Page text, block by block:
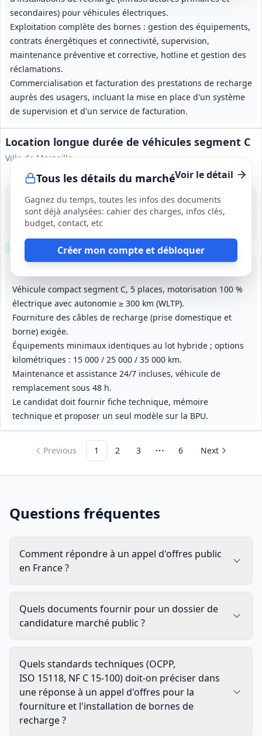
secondaires) pour véhicules électriques.
Exploitation complète des bornes : gestion des équipements,
contrats énergétiques et connectivité, supervision,
maintenance préventive et corrective, hotline et gestion des
réclamations.
Commercialisation et facturation des prestations de recharge
auprès des usagers, incluant la mise en place d'un système
de supervision et d'un service de facturation.
Tous les détails du marché
Gagnez du temps, toutes les infos des documents
sont déjà analysées: cahier des charges, infos clés,
budget, contact, etc
Créer mon compte et débloquer
Location longue durée de véhicules segment C
Ville de Marseille
Voir le détail
Véhicule compact segment C, 5 places, motorisation 100 %
électrique avec autonomie ≥ 300 km (WLTP).
Fourniture des câbles de recharge (prise domestique et
borne) exigée.
Équipements minimaux identiques au lot hybride ; options
kilométriques : 15 000 / 25 000 / 35 000 km.
Maintenance et assistance 24/7 incluses, véhicule de
remplacement sous 48 h.
Le candidat doit fournir fiche technique, mémoire
technique et proposer un seul modèle sur la BPU.
10 sept. 2026
Marseille (13)
90 000 €
1 an, renouvelable 3 fois (4 ans au total)
Clause environnementale Clause sociale
Previous 1 2 3 More pages
6 Next
Questions fréquentes
Comment répondre à un appel d'offres public
en France ?
Quels documents fournir pour un dossier de
candidature marché public ?
Quels standards techniques (OCPP,
ISO 15118, NF C 15-100) doit-on préciser dans
une réponse à un appel d'offres pour la
fourniture et l'installation de bornes de
recharge ?